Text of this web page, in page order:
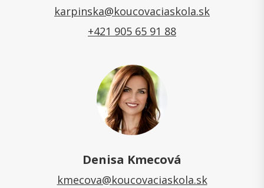
karpinska@koucovaciaskola.sk
+421 905 65 91 88
Denisa Kmecová
kmecova@koucovaciaskola.sk